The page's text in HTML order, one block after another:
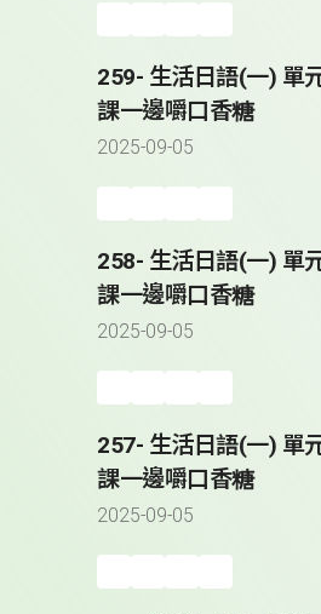
259- 生活日語(一) 單
課一邊嚼口香糖
2025-09-05
258- 生活日語(一) 單
課一邊嚼口香糖
2025-09-05
257- 生活日語(一) 單
課一邊嚼口香糖
2025-09-05